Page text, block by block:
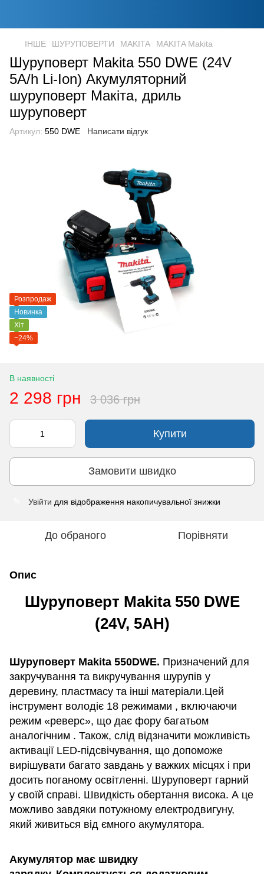
ІНШЕ ШУРУПОВЕРТИ MAKITA MAKITA Makita
Шуруповерт Makita 550 DWE (24V
5A/h Li-Ion) Акумуляторний
шуруповерт Макіта, дриль
шуруповерт
Артикул: 550 DWE Написати відгук
Розпродаж
Новинка
Хіт
−24%
В наявності
2 298 грн 3 036 грн
Купити
Замовити швидко
Увійти для відображення накопичувальної знижки
До обраного Порівняти
Опис
Шуруповерт Makita 550 DWE
(24V, 5AH)
Шуруповерт Makita 550DWE. Призначений для
закручування та викручування шурупів у
деревину, пластмасу та інші матеріали.Цей
інструмент володіє 18 режимами , включаючи
режим «реверс», що дає фору багатьом
аналогічним . Також, слід відзначити можливість
активації LED-підсвічування, що допоможе
вирішувати багато завдань у важких місцях і при
досить поганому освітленні. Шуруповерт гарний
у своїй справі. Швидкість обертання висока. А це
можливо завдяки потужному електродвигуну,
який живиться від ємного акумулятора.
Акумулятор має швидку